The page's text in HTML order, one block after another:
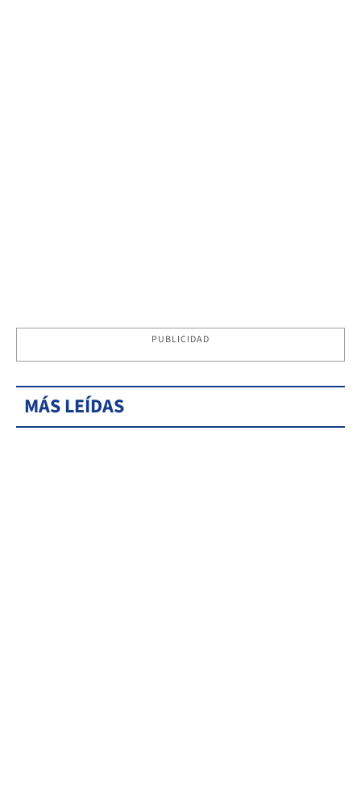
PUBLICIDAD
MÁS LEÍDAS